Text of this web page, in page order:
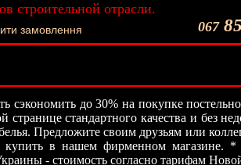
строительной отрасли.
белье La Scala!
067
замовлення
сэкономить до 30% на покупке
странице стандартного качества и без
Предложите своим друзьям или
в нашем фирменном магазине. *
- стоимость согласно тарифам